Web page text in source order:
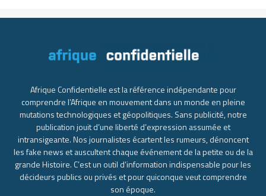
Afrique Confidentielle est la référence indépendante pour
comprendre l’Afrique en mouvement dans un monde en pleine
mutations technologiques et géopolitiques. Sans publicité, notre
publication jouit d’une liberté d’expression assumée et
intransigeante. Nos journalistes écartent les rumeurs, dénoncent
les fake news et auscultent chaque événement de la petite ou de la
grande Histoire. C’est un outil d’information indispensable pour les
décideurs publics ou privés et pour quiconque veut comprendre
son époque.